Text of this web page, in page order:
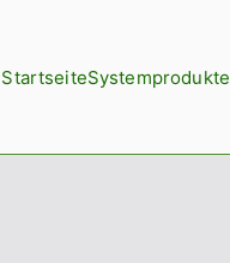
StartseiteSystemprodukte